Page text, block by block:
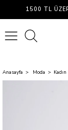
1500 TL
Anasayfa Moda